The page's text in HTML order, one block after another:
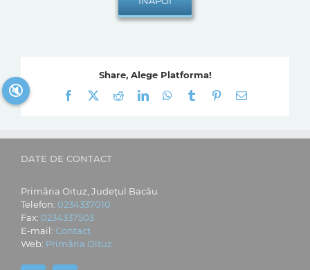
Share, Alege Platforma!
Facebook
RedditLinkedInWhatsApp
Tumblr Pinterest
E-
DATE DE CONTACT
Primăria Oituz, Județul Bacău
Telefon: 0234337010
Fax: 0234337503
E-mail: Contact
Web: Primăria Oituz
🔇